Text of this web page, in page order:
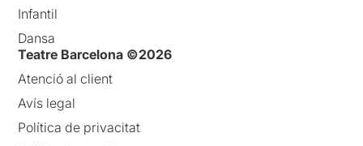
Infantil
Dansa
Teatre Barcelona ©2026
Atenció al client
Avís legal
Política de privacitat